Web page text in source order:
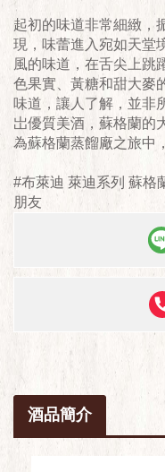
起初的味道非常細緻，
現，味蕾進入宛如天堂
風的味道，在舌尖上跳
色果實、黃糖和甜大麥
味道，讓人了解，並非
岀優質美酒，蘇格蘭的
為蘇格蘭蒸餾廠之旅中
#布萊迪 萊迪系列 蘇格
朋友
酒品簡介